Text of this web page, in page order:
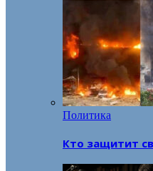
Политика
Кто защитит